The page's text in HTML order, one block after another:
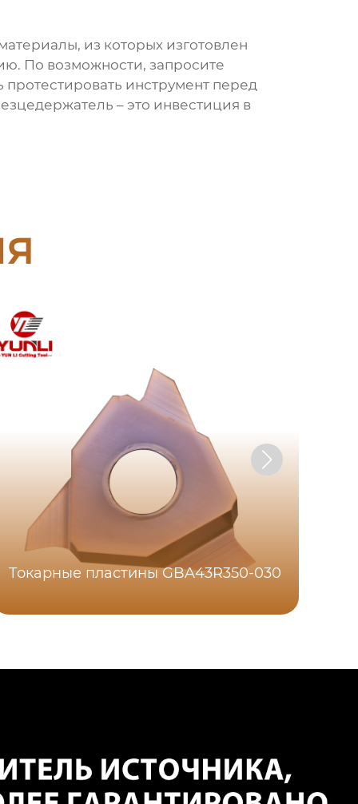
из которых изготовлен
По возможности, запросите
инструмент перед
– это инвестиция в
Токарные пластины GBA43R350-030